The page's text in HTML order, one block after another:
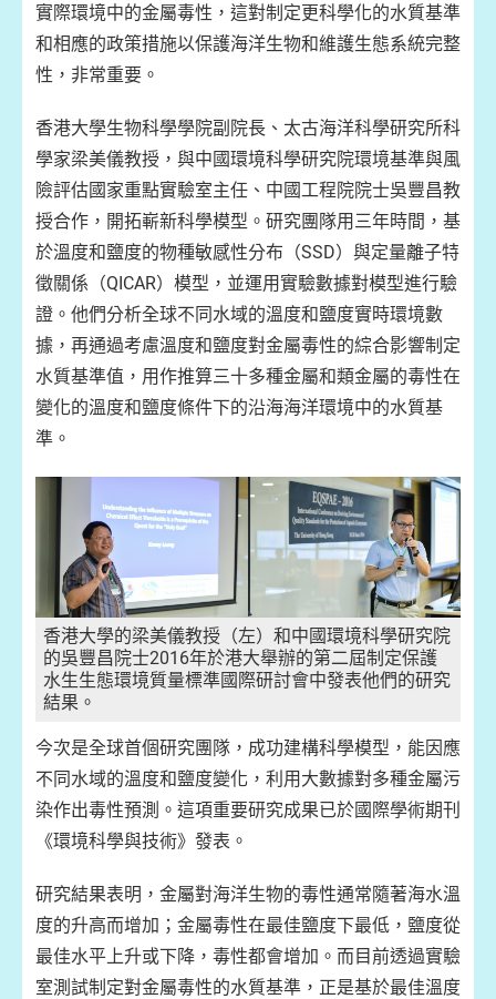
實際環境中的金屬毒性，這對制定更科學化的水質基準
和相應的政策措施以保護海洋生物和維護生態系統完整
性，非常重要。
香港大學生物科學學院副院長、太古海洋科學研究所科
學家梁美儀教授，與中國環境科學研究院環境基準與風
險評估國家重點實驗室主任、中國工程院院士吳豐昌教
授合作，開拓嶄新科學模型。研究團隊用三年時間，基
於溫度和鹽度的物種敏感性分布（SSD）與定量離子特
徵關係（QICAR）模型，並運用實驗數據對模型進行驗
證。他們分析全球不同水域的溫度和鹽度實時環境數
據，再通過考慮溫度和鹽度對金屬毒性的綜合影響制定
水質基準值，用作推算三十多種金屬和類金屬的毒性在
變化的溫度和鹽度條件下的沿海海洋環境中的水質基
準。
香港大學的梁美儀教授（左）和中國環境科學研究院
的吳豐昌院士2016年於港大舉辦的第二屆制定保護
水生生態環境質量標準國際研討會中發表他們的研究
結果。
今次是全球首個研究團隊，成功建構科學模型，能因應
不同水域的溫度和鹽度變化，利用大數據對多種金屬污
染作出毒性預測。這項重要研究成果已於國際學術期刊
《環境科學與技術》發表。
研究結果表明，金屬對海洋生物的毒性通常隨著海水溫
度的升高而增加；金屬毒性在最佳鹽度下最低，鹽度從
最佳水平上升或下降，毒性都會增加。而目前透過實驗
室測試制定對金屬毒性的水質基準，正是基於最佳溫度